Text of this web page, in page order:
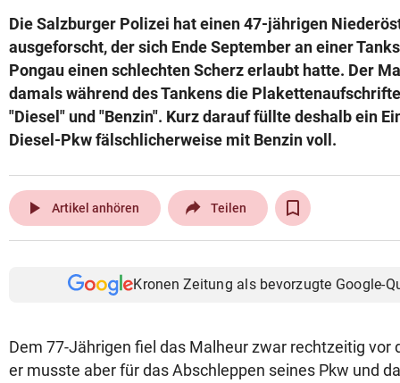
Die Salzburger Polizei hat einen 47-jährigen
ausgeforscht, der sich Ende September an einer
Pongau einen schlechten Scherz erlaubt hatte. Der
damals während des Tankens die
"Diesel" und "Benzin". Kurz darauf füllte deshalb ein
Diesel-Pkw fälschlicherweise mit Benzin voll.
play_arrow Artikel anhören Teilen
Kronen Zeitung als bevorzugte Google-
Dem 77-Jährigen fiel das Malheur zwar rechtzeitig vor
er musste aber für das Abschleppen seines Pkw und